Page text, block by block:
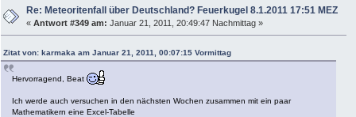
Re: Meteoritenfall über Deutschland? Feuerkugel 8.1.2011 17:51 MEZ
«Antwort #349 am: Januar 21, 2011, 20:49:47 Nachmittag »
Zitat von: karmaka am Januar 21, 2011, 00:07:15 Vormittag
Hervorragend, Beat
Ich werde auch versuchen in den nächsten Wochen zusammen mit ein paar
Mathematikern eine Excel-Tabelle